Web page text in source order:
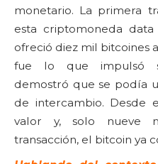
monetario. La primera
esta criptomoneda
ofreció diez mil bitcoines
fue lo que impulsó
demostró que se podía
de intercambio. Desde
valor y, solo nueve
transacción, el bitcoin ya